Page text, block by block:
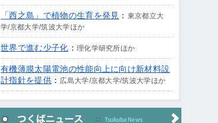
「西之島」で植物の生育を発見 ： 東京都立大
学/京都大学/筑波大学ほか
世界で進む少子化 ： 理化学研究所ほか
有機薄膜太陽電池の性能向上に向け新材料設
計指針を提供： 広島大学/京都大学/筑波大学ほか